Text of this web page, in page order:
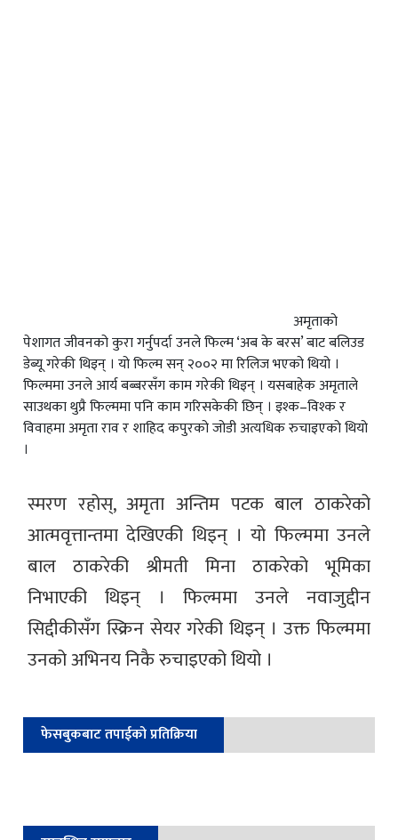
अमृताको
पेशागत जीवनको कुरा गर्नुपर्दा उनले फिल्म ‘अब के बरस’ बाट बलिउड
डेब्यू गरेकी थिइन् । यो फिल्म सन् २००२ मा रिलिज भएको थियो ।
फिल्ममा उनले आर्य बब्बरसँग काम गरेकी थिइन् । यसबाहेक अमृताले
साउथका थुप्रै फिल्ममा पनि काम गरिसकेकी छिन् । इश्क–विश्क र
विवाहमा अमृता राव र शाहिद कपुरको जोडी अत्यधिक रुचाइएको थियो
।
स्मरण रहोस्, अमृता अन्तिम पटक बाल ठाकरेको
आत्मवृत्तान्तमा देखिएकी थिइन् । यो फिल्ममा उनले
बाल ठाकरेकी श्रीमती मिना ठाकरेको भूमिका
निभाएकी थिइन् । फिल्ममा उनले नवाजुद्दीन
सिद्दीकीसँग स्क्रिन सेयर गरेकी थिइन् । उक्त फिल्ममा
उनको अभिनय निकै रुचाइएको थियो ।
फेसबुकबाट तपाईको प्रतिक्रिया